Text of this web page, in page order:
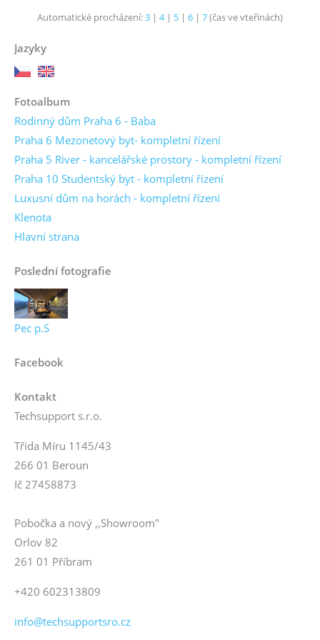
Automatické procházení:3 | 4| 5 | 6 | 7(čas ve vteřinách)
Jazyky
Fotoalbum
Rodinný dům Praha 6 - Baba
Praha 6 Mezonetový byt- kompletní řízení
Praha 5 River - kancelářské prostory - kompletní řízení
Praha 10 Studentský byt - kompletní řízení
Luxusní dům na horách - kompletní řízení
Klenota
Hlavní strana
Poslední fotografie
Pec p.S
Facebook
Kontakt
Techsupport s.r.o.
Třída Míru 1145/43
266 01 Beroun
Ič 27458873
Pobočka a nový ,,Showroom"
Orlov 82
261 01 Příbram
+420 602313809
info@techsupportsro.cz